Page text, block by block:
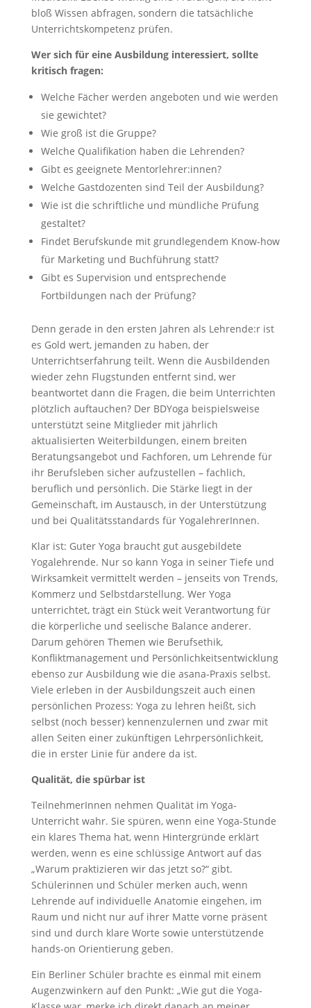
bloß Wissen abfragen, sondern die tatsächliche
Unterrichtskompetenz prüfen.
Wer sich für eine Ausbildung interessiert, sollte
kritisch fragen:
Welche Fächer werden angeboten und wie werden
sie gewichtet?
Wie groß ist die Gruppe?
Welche Qualifikation haben die Lehrenden?
Gibt es geeignete Mentorlehrer:innen?
Welche Gastdozenten sind Teil der Ausbildung?
Wie ist die schriftliche und mündliche Prüfung
gestaltet?
Findet Berufskunde mit grundlegendem Know-how
für Marketing und Buchführung statt?
Gibt es Supervision und entsprechende
Fortbildungen nach der Prüfung?
Denn gerade in den ersten Jahren als Lehrende:r ist
es Gold wert, jemanden zu haben, der
Unterrichtserfahrung teilt. Wenn die Ausbildenden
wieder zehn Flugstunden entfernt sind, wer
beantwortet dann die Fragen, die beim Unterrichten
plötzlich auftauchen? Der BDYoga beispielsweise
unterstützt seine Mitglieder mit jährlich
aktualisierten Weiterbildungen, einem breiten
Beratungsangebot und Fachforen, um Lehrende für
ihr Berufsleben sicher aufzustellen – fachlich,
beruflich und persönlich. Die Stärke liegt in der
Gemeinschaft, im Austausch, in der Unterstützung
und bei Qualitätsstandards für YogalehrerInnen.
Klar ist: Guter Yoga braucht gut ausgebildete
Yogalehrende. Nur so kann Yoga in seiner Tiefe und
Wirksamkeit vermittelt werden – jenseits von Trends,
Kommerz und Selbstdarstellung. Wer Yoga
unterrichtet, trägt ein Stück weit Verantwortung für
die körperliche und seelische Balance anderer.
Darum gehören Themen wie Berufsethik,
Konfliktmanagement und Persönlichkeitsentwicklung
ebenso zur Ausbildung wie die asana-Praxis selbst.
Viele erleben in der Ausbildungszeit auch einen
persönlichen Prozess: Yoga zu lehren heißt, sich
selbst (noch besser) kennenzulernen und zwar mit
allen Seiten einer zukünftigen Lehrpersönlichkeit,
die in erster Linie für andere da ist.
Qualität, die spürbar ist
TeilnehmerInnen nehmen Qualität im Yoga-
Unterricht wahr. Sie spüren, wenn eine Yoga-Stunde
ein klares Thema hat, wenn Hintergründe erklärt
werden, wenn es eine schlüssige Antwort auf das
„Warum praktizieren wir das jetzt so?“ gibt.
Schülerinnen und Schüler merken auch, wenn
Lehrende auf individuelle Anatomie eingehen, im
Raum und nicht nur auf ihrer Matte vorne präsent
sind und durch klare Worte sowie unterstützende
hands-on Orientierung geben.
Ein Berliner Schüler brachte es einmal mit einem
Augenzwinkern auf den Punkt: „Wie gut die Yoga-